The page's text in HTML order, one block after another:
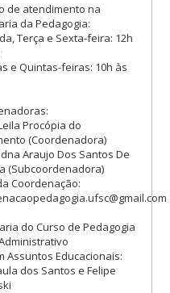
de atendimento na
da Pedagogia:
Terça e Sexta-feira: 12h
e Quintas-feiras: 10h às
Procópia do
(Coordenadora)
Araujo Dos Santos De
(Subcoordenadora)
Coordenação:
do Curso de Pedagogia
Assuntos Educacionais:
dos Santos e Felipe